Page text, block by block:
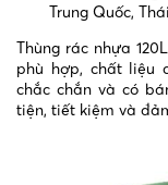
Trung Quốc,
Thùng rác nhựa
phù hợp, chất liệu
chắc chắn và có
tiện, tiết kiệm và